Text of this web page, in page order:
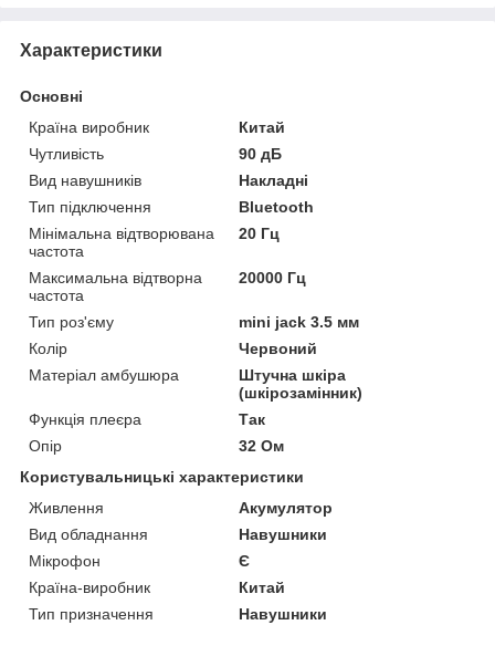
Характеристики
Основні
Країна виробник
Китай
Чутливість
90 дБ
Вид навушників
Накладні
Тип підключення
Bluetooth
Мінімальна відтворювана
частота
20 Гц
Максимальна відтворна
частота
20000 Гц
Тип роз'єму
mini jack 3.5 мм
Колір
Червоний
Матеріал амбушюра
Штучна шкіра
(шкірозамінник)
Функція плеєра
Так
Опір
32 Ом
Користувальницькі характеристики
Живлення
Акумулятор
Вид обладнання
Навушники
Мікрофон
Є
Країна-виробник
Китай
Тип призначення
Навушники